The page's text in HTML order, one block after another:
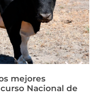
mejores
Nacional de